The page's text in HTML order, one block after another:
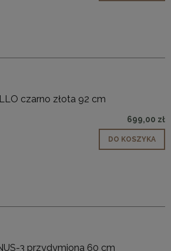
czarno złota 92 cm
699,00 zł
DO KOSZYKA
3 przydymiona 60 cm